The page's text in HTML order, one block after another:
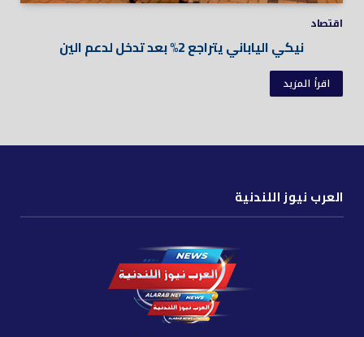
اقتصاد
نيكي الياباني يتراجع 2% بعد تدخل لدعم الين
اقرأ المزيد
العرب نيوز اللندنية